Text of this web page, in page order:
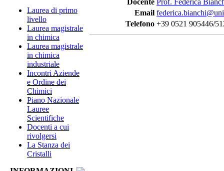
Laurea di primo
livello
Laurea magistrale
in chimica
Laurea magistrale
in chimica
industriale
Incontri Aziende
e Ordine dei
Chimici
Piano Nazionale
Lauree
Scientifiche
Docenti a cui
rivolgersi
La Stanza dei
Cristalli
Docente Prof. Federica
Email
Telefono +39 0521 905446/